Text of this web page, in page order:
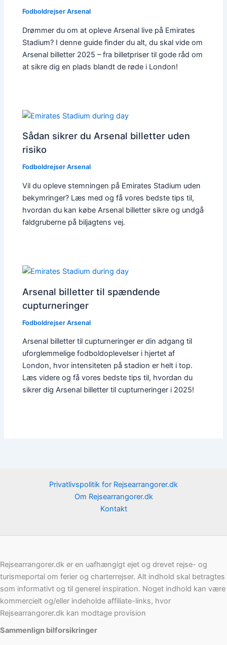
Fodboldrejser Arsenal
Drømmer du om at opleve Arsenal live på Emirates
Stadium? I denne guide finder du alt, du skal vide om
Arsenal billetter 2025 – fra billetpriser til gode råd om
at sikre dig en plads blandt de røde i London!
Sådan sikrer du Arsenal billetter uden
risiko
Fodboldrejser Arsenal
Vil du opleve stemningen på Emirates Stadium uden
bekymringer? Læs med og få vores bedste tips til,
hvordan du kan købe Arsenal billetter sikre og undgå
faldgruberne på biljagtens vej.
Arsenal billetter til spændende
cupturneringer
Fodboldrejser Arsenal
Arsenal billetter til cupturneringer er din adgang til
uforglemmelige fodboldoplevelser i hjertet af
London, hvor intensiteten på stadion er helt i top.
Læs videre og få vores bedste tips til, hvordan du
sikrer dig Arsenal billetter til cupturneringer i 2025!
Privatlivspolitik for Rejsearrangorer.dk
Om Rejsearrangorer.dk
Kontakt
Rejsearrangorer.dk er en uafhængigt ejet og drevet rejse- og
turismeportal om ferier og charterrejser. Alt indhold skal betragtes
som informativt og til generel inspiration. Noget indhold kan være
kommercielt og/eller indeholde affiliate-links, hvor
Rejsearrangorer.dk kan modtage provision
Sammenlign bilforsikringer